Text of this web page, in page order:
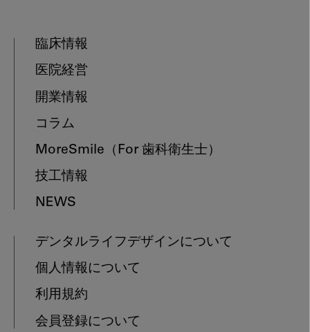
臨床情報
医院経営
開業情報
コラム
MoreSmile （For 歯科衛生士）
技工情報
NEWS
デンタルライフデザインについて
個人情報について
利用規約
会員登録について